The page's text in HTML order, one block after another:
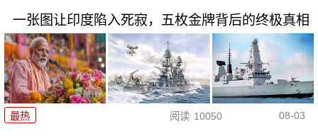
一张图让印度陷入死寂，五枚金牌背后的终极真相
最热 阅读 10050 08-03